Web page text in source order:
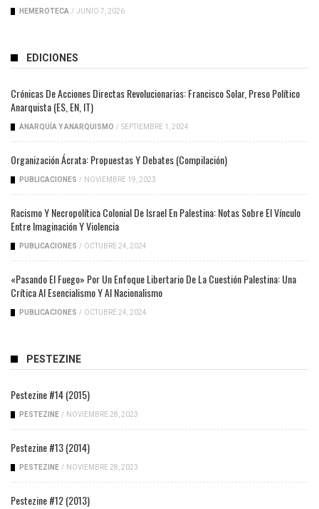
HEMEROTECA / JUNIO 7, 2026
EDICIONES
Crónicas De Acciones Directas Revolucionarias: Francisco Solar, Preso Político
Anarquista (ES, EN, IT)
ANARQUÍA Y ANARQUISMO / SEPTIEMBRE 1, 2024
Organización Ácrata: Propuestas Y Debates (compilación)
PUBLICACIONES / NOVIEMBRE 19, 2023
Racismo Y Necropolítica Colonial De Israel En Palestina: Notas Sobre El Vínculo
Entre Imaginación Y Violencia
PUBLICACIONES / OCTUBRE 24, 2024
«Pasando El Fuego» Por Un Enfoque Libertario De La Cuestión Palestina: Una
Crítica Al Esencialismo Y Al Nacionalismo
PUBLICACIONES / OCTUBRE 24, 2024
PESTEZINE
Pestezine #14 (2015)
PESTEZINE / NOVIEMBRE 28, 2023
Pestezine #13 (2014)
PESTEZINE / NOVIEMBRE 28, 2023
Pestezine #12 (2013)